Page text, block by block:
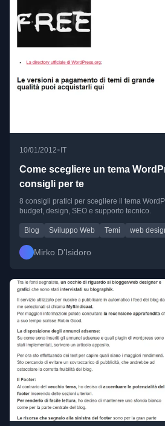
10/01/2012•IT
Come scegliere un tema
consigli per te
8 consigli pratici per scegliere il tema
budget, design, SEO e supporto tecnico.
Blog Sviluppo Web Temi web
Mirko D’Isidoro